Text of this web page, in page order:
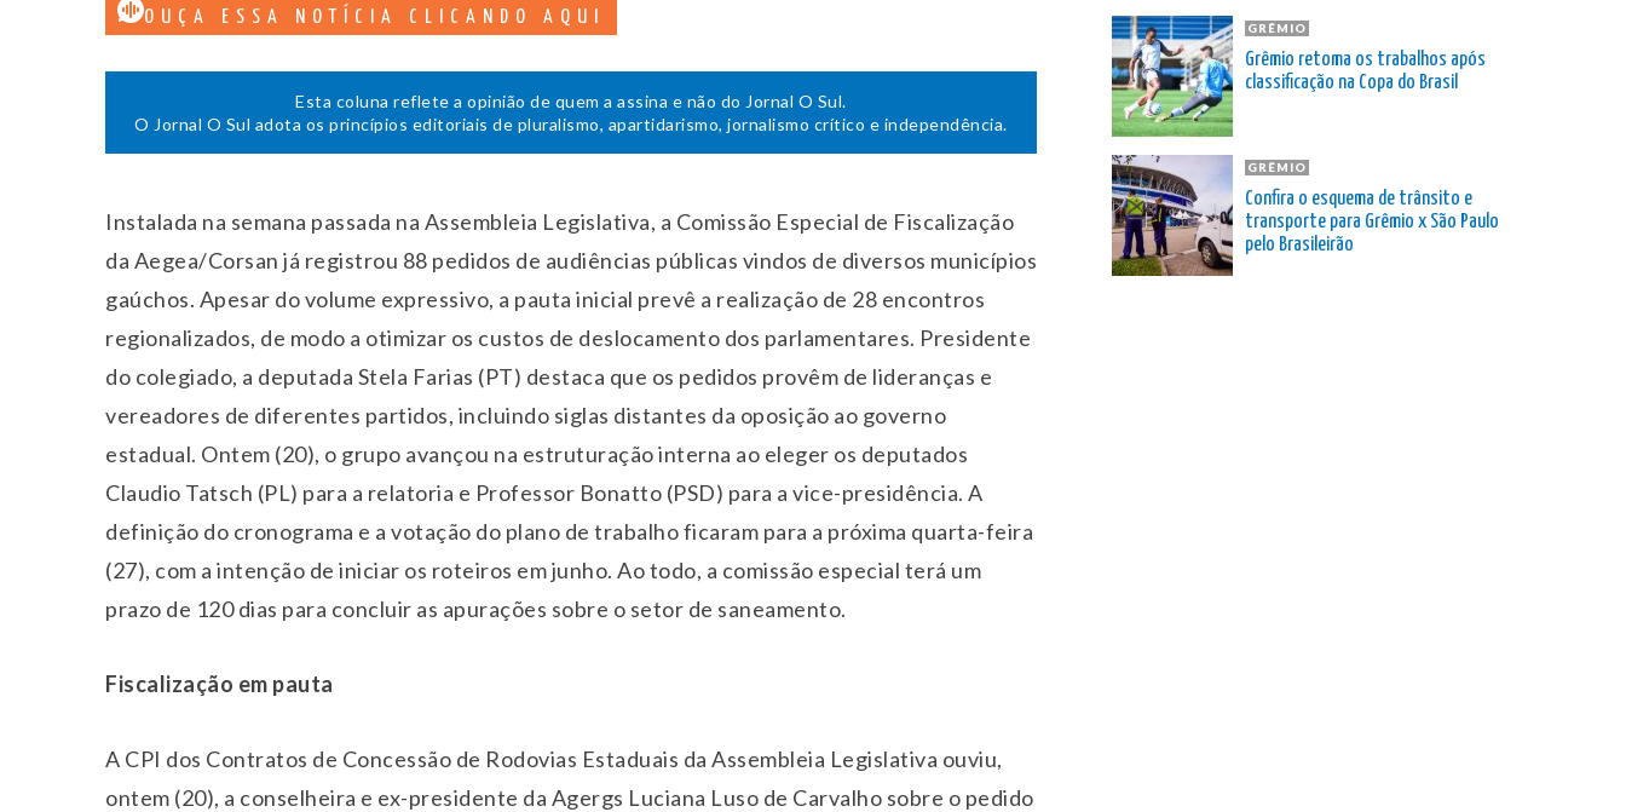
OUÇA ESSA NOTÍCIA CLICANDO AQUI
Esta coluna reflete a opinião de quem a assina e não do Jornal O Sul.
O Jornal O Sul adota os princípios editoriais de pluralismo, apartidarismo, jornalismo crítico e independência.
Instalada na semana passada na Assembleia Legislativa, a Comissão Especial de Fiscalização
da Aegea/Corsan já registrou 88 pedidos de audiências públicas vindos de diversos municípios
gaúchos. Apesar do volume expressivo, a pauta inicial prevê a realização de 28 encontros
regionalizados, de modo a otimizar os custos de deslocamento dos parlamentares. Presidente
do colegiado, a deputada Stela Farias (PT) destaca que os pedidos provêm de lideranças e
vereadores de diferentes partidos, incluindo siglas distantes da oposição ao governo
estadual. Ontem (20), o grupo avançou na estruturação interna ao eleger os deputados
Claudio Tatsch (PL) para a relatoria e Professor Bonatto (PSD) para a vice-presidência. A
definição do cronograma e a votação do plano de trabalho ficaram para a próxima quarta-feira
(27), com a intenção de iniciar os roteiros em junho. Ao todo, a comissão especial terá um
prazo de 120 dias para concluir as apurações sobre o setor de saneamento.
Fiscalização em pauta
A CPI dos Contratos de Concessão de Rodovias Estaduais da Assembleia Legislativa ouviu,
ontem (20), a conselheira e ex-presidente da Agergs Luciana Luso de Carvalho sobre o pedido
GRÊMIO
Grêmio retoma os trabalhos após
classificação na Copa do Brasil
GRÊMIO
Confira o esquema de trânsito e
transporte para Grêmio x São Paulo
pelo Brasileirão